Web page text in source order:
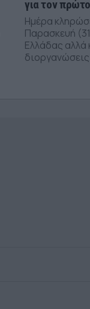
για τον
Ημέρα
Παρασκευή
Ελλάδας αλλά